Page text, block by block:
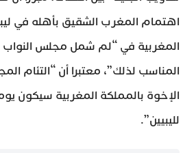
اهتمام المغرب الشقيق بأهله في
المغربية في “لم شمل مجلس النواب
المناسب لذلك”، معتبرا أن “التئام
الإخوة بالمملكة المغربية سيكون
لليبيين”.